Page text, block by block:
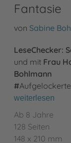
Fantasie
von Sabine
LeseChecker:
und mit Frau
Bohlmann
#
weiterlesen
Ab 8 Jahre
128 Seiten
148 x 210 mm